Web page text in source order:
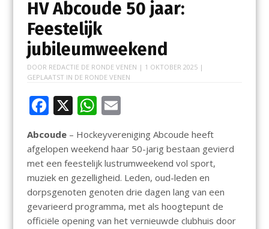
HV Abcoude 50 jaar:
Feestelijk
jubileumweekend
DOOR REDACTIE DE RONDE VENEN | 1 OKTOBER 2025|
GEPLAATST IN DE RONDE VENEN
F
ac
e
b
o
o
k
X W
at
s
A
p
p
E
ai
l
Abcoude– Hockeyvereniging Abcoude heeft
afgelopen weekend haar 50-jarig bestaan gevierd
met een feestelijk lustrumweekend vol sport,
muziek en gezelligheid. Leden, oud-leden en
dorpsgenoten genoten drie dagen lang van een
gevarieerd programma, met als hoogtepunt de
officiële opening van het vernieuwde clubhuis door